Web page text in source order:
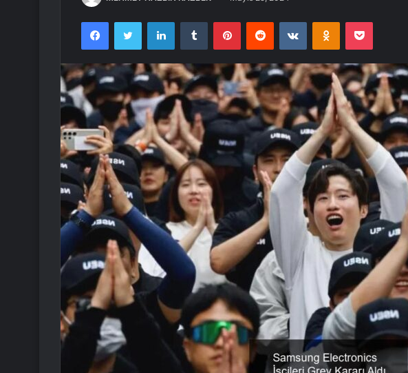
FacebookTwitter LinkedInTumblr PinterestReddit VKontakteOdnoklassniki
Pocket